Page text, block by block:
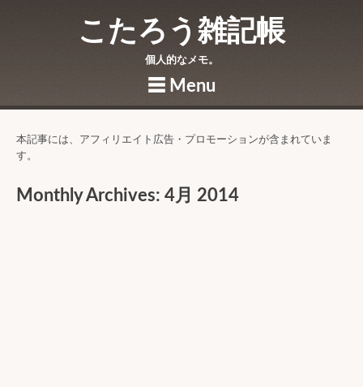
こたろう雑記帳
個人的なメモ。
☰ Menu
Skip to content
本記事には、アフィリエイト広告・プロモーションが含まれていま
す。
Monthly Archives: 4月 2014